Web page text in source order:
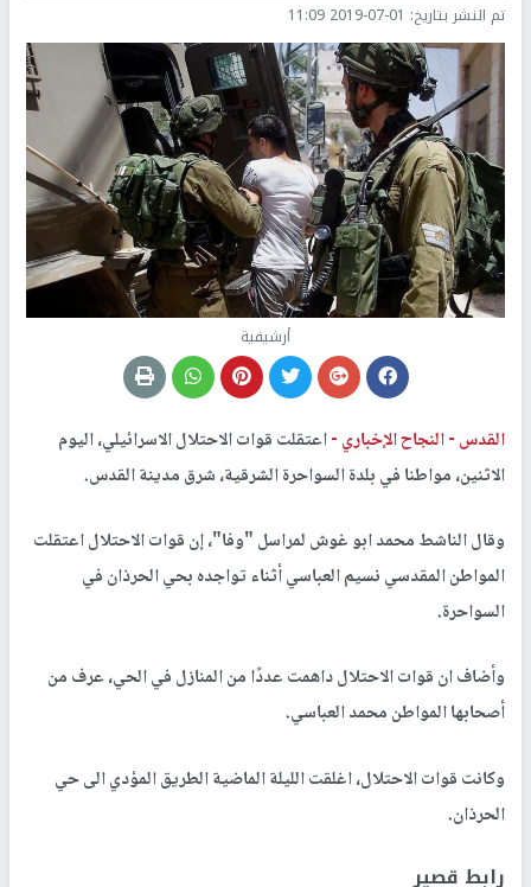
تم النشر بتاريخ: 2019-07-01 11:09
أرشيفية
القدس -النجاح الإخباري -اعتقلت قوات الاحتلال الاسرائيلي، اليوم
الاثنين، مواطنا في بلدة السواحرة الشرقية، شرق مدينة القدس.
وقال الناشط محمد ابو غوش لمراسل "وفا"، إن قوات الاحتلال اعتقلت
المواطن المقدسي نسيم العباسي أثناء تواجده بحي الحرذان في
السواحرة.
وأضاف ان قوات الاحتلال داهمت عددًا من المنازل في الحي، عرف من
أصحابها المواطن محمد العباسي.
وكانت قوات الاحتلال، اغلقت الليلة الماضية الطريق المؤدي الى حي
الحرذان.
رابط قصير